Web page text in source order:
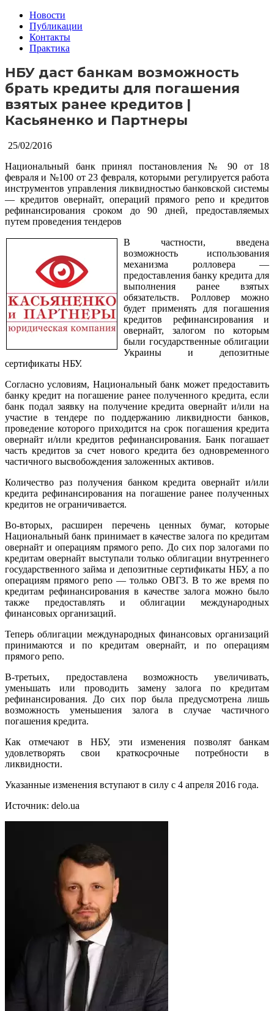
Новости
Публикации
Контакты
Практика
НБУ даст банкам возможность
брать кредиты для погашения
взятых ранее кредитов |
Касьяненко и Партнеры
25/02/2016
Национальный банк принял постановления № 90 от 18
февраля и №100 от 23 февраля, которыми регулируется работа
инструментов управления ликвидностью банковской системы
— кредитов овернайт, операций прямого репо и кредитов
рефинансирования сроком до 90 дней, предоставляемых
путем проведения тендеров
В частности, введена
возможность использования
механизма ролловера —
предоставления банку кредита для
выполнения ранее взятых
обязательств. Ролловер можно
будет применять для погашения
кредитов рефинансирования и
овернайт, залогом по которым
были государственные облигации
Украины и депозитные
сертификаты НБУ.
Согласно условиям, Национальный банк может предоставить
банку кредит на погашение ранее полученного кредита, если
банк подал заявку на получение кредита овернайт и/или на
участие в тендере по поддержанию ликвидности банков,
проведение которого приходится на срок погашения кредита
овернайт и/или кредитов рефинансирования. Банк погашает
часть кредитов за счет нового кредита без одновременного
частичного высвобождения заложенных активов.
Количество раз получения банком кредита овернайт и/или
кредита рефинансирования на погашение ранее полученных
кредитов не ограничивается.
Во-вторых, расширен перечень ценных бумаг, которые
Национальный банк принимает в качестве залога по кредитам
овернайт и операциям прямого репо. До сих пор залогами по
кредитам овернайт выступали только облигации внутреннего
государственного займа и депозитные сертификаты НБУ, а по
операциям прямого репо — только ОВГЗ. В то же время по
кредитам рефинансирования в качестве залога можно было
также предоставлять и облигации международных
финансовых организаций.
Теперь облигации международных финансовых организаций
принимаются и по кредитам овернайт, и по операциям
прямого репо.
В-третьих, предоставлена ​​возможность увеличивать,
уменьшать или проводить замену залога по кредитам
рефинансирования. До сих пор была предусмотрена лишь
возможность уменьшения залога в случае частичного
погашения кредита.
Как отмечают в НБУ, эти изменения позволят банкам
удовлетворять свои краткосрочные потребности в
ликвидности.
Указанные изменения вступают в силу с 4 апреля 2016 года.
Источник: delo.ua